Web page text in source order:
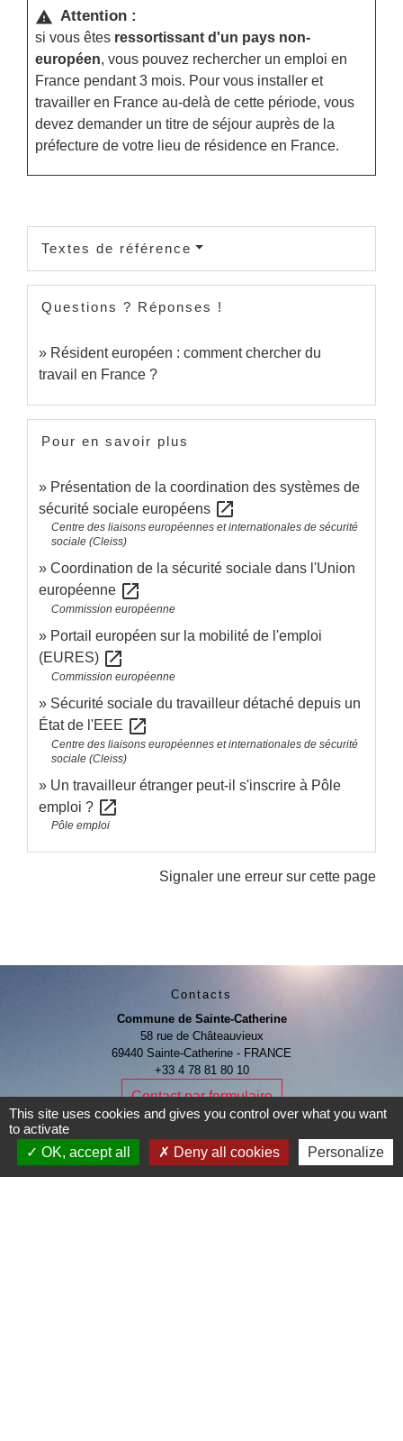
warning Attention :
si vous êtes ressortissant d'un pays non-
européen, vous pouvez rechercher un emploi en
France pendant 3 mois. Pour vous installer et
travailler en France au-delà de cette période, vous
devez demander un titre de séjour auprès de la
préfecture de votre lieu de résidence en France.
Textes de référence
Questions ? Réponses !
Résident européen : comment chercher du
travail en France ?
Pour en savoir plus
Présentation de la coordination des systèmes de
sécurité sociale européens open_in_new
Centre des liaisons européennes et internationales de sécurité
sociale (Cleiss)
Coordination de la sécurité sociale dans l'Union
européenne open_in_new
Commission européenne
Portail européen sur la mobilité de l'emploi
(EURES) open_in_new
Commission européenne
Sécurité sociale du travailleur détaché depuis un
État de l'EEE open_in_new
Centre des liaisons européennes et internationales de sécurité
sociale (Cleiss)
Un travailleur étranger peut-il s'inscrire à Pôle
emploi ? open_in_new
Pôle emploi
Signaler une erreur sur cette page
Contacts
Commune de Sainte-Catherine
58 rue de Châteauvieux
69440 Sainte-Catherine - FRANCE
+33 4 78 81 80 10
Contact par formulaire
This site uses cookies and gives you control over what you want
to activate
OK, accept all
Deny all cookies Personalize